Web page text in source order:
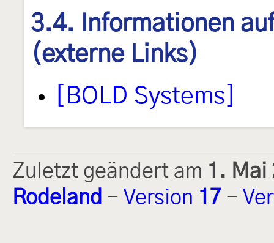
3.4. Informationen
(externe Links)
[BOLD Systems]
Zuletzt geändert am 1. Mai
Rodeland - Version 17 -